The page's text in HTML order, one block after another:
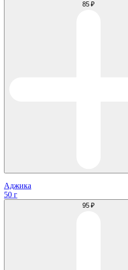
85 ₽
Аджика
50 г
95 ₽